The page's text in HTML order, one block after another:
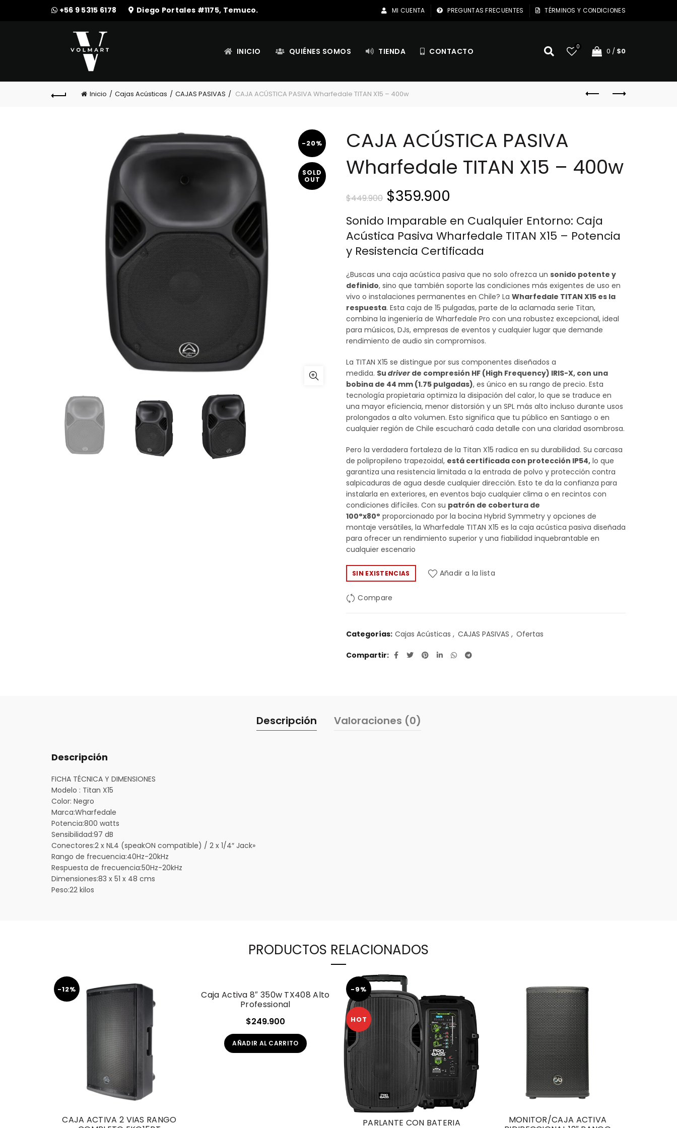
+56 9 5315 6178 Diego Portales #1175, Temuco. MI CUENTA PREGUNTAS FRECUENTES TÉRMINOS Y CONDICIONES
INICIO QUIÉNES SOMOS TIENDA CONTACTO 0 0 / $0
Inicio Cajas Acústicas CAJAS PASIVAS CAJA ACÚSTICA PASIVA Wharfedale TITAN X15 – 400w
-20%
SOLD
OUT
CAJA ACÚSTICA PASIVA
Wharfedale TITAN X15 – 400w
$449.900 El
precio
original
$449.900.
$359.900
precio
actual
$359.900.
Sonido Imparable en Cualquier Entorno: Caja
Acústica Pasiva Wharfedale TITAN X15 – Potencia
y Resistencia Certificada
¿Buscas una caja acústica pasiva que no solo ofrezca un sonido potente y
definido, sino que también soporte las condiciones más exigentes de uso en
vivo o instalaciones permanentes en Chile? La Wharfedale TITAN X15 es la
respuesta. Esta caja de 15 pulgadas, parte de la aclamada serie Titan,
combina la ingeniería de Wharfedale Pro con una robustez excepcional, ideal
para músicos, DJs, empresas de eventos y cualquier lugar que demande
rendimiento de audio sin compromisos.
La TITAN X15 se distingue por sus componentes diseñados a
medida. Su driverde compresión HF (High Frequency) IRIS-X, con una
bobina de 44 mm (1.75 pulgadas), es único en su rango de precio. Esta
tecnología propietaria optimiza la disipación del calor, lo que se traduce en
una mayor eficiencia, menor distorsión y un SPL más alto incluso durante usos
prolongados a alto volumen. Esto significa que tu público en Santiago o en
cualquier región de Chile escuchará cada detalle con una claridad asombrosa.
Pero la verdadera fortaleza de la Titan X15 radica en su durabilidad. Su carcasa
de polipropileno trapezoidal, está certificada con protección IP54, lo que
garantiza una resistencia limitada a la entrada de polvo y protección contra
salpicaduras de agua desde cualquier dirección. Esto te da la confianza para
instalarla en exteriores, en eventos bajo cualquier clima o en recintos con
condiciones difíciles. Con su patrón de cobertura de
100°x80° proporcionado por la bocina Hybrid Symmetry y opciones de
montaje versátiles, la Wharfedale TITAN X15 es la caja acústica pasiva diseñada
para ofrecer un rendimiento superior y una fiabilidad inquebrantable en
cualquier escenario
SIN EXISTENCIAS Añadir a la lista
Compare
Categorías: Cajas Acústicas , CAJAS PASIVAS , Ofertas
Compartir
Descripción Valoraciones (0)
Descripción
FICHA TÉCNICA Y DIMENSIONES
Modelo : Titan X15
Color: Negro
Marca:Wharfedale
Potencia:800 watts
Sensibilidad:97 dB
Conectores:2 x NL4 (speakON compatible) / 2 x 1/4″ Jack»
Rango de frecuencia:40Hz-20kHz
Respuesta de frecuencia:50Hz-20kHz
Dimensiones:83 x 51 x 48 cms
Peso:22 kilos
PRODUCTOS RELACIONADOS
-12%
CAJA ACTIVA 2 VIAS RANGO
Caja Activa 8″ 350w TX408 Alto
Professional
$249.900
AÑADIR AL CARRITO
-9%
HOT
PARLANTE CON BATERIA
MONITOR/CAJA ACTIVA